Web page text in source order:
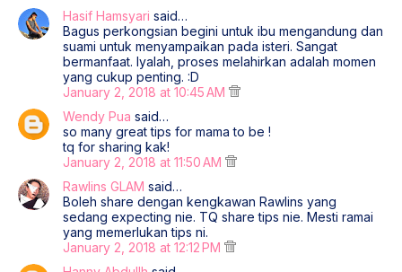
Hasif Hamsyari said…
Bagus perkongsian begini untuk ibu mengandung dan
suami untuk menyampaikan pada isteri. Sangat
bermanfaat. Iyalah, proses melahirkan adalah momen
yang cukup penting. :D
January 2, 2018 at 10:45 AM
Wendy Pua said…
so many great tips for mama to be !
tq for sharing kak!
January 2, 2018 at 11:50 AM
Rawlins GLAM said…
Boleh share dengan kengkawan Rawlins yang
sedang expecting nie. TQ share tips nie. Mesti ramai
yang memerlukan tips ni.
January 2, 2018 at 12:12 PM